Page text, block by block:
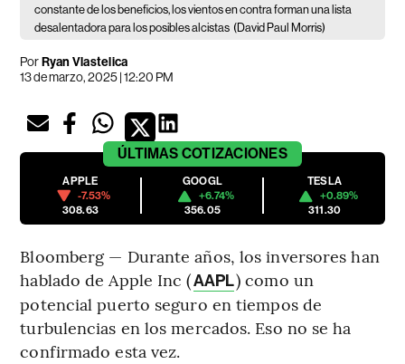
constante de los beneficios, los vientos en contra forman una lista
desalentadora para los posibles alcistas (David Paul Morris)
PorRyan Vlastelica
13 de marzo, 2025 | 12:20 PM
ÚLTIMAS COTIZACIONES
APPLE
-7.53%
308.63
GOOGL
+6.74%
356.05
TESLA
+0.89%
311.30
Bloomberg — Durante años, los inversores han
hablado de Apple Inc (AAPL) como un
potencial puerto seguro en tiempos de
turbulencias en los mercados. Eso no se ha
confirmado esta vez.